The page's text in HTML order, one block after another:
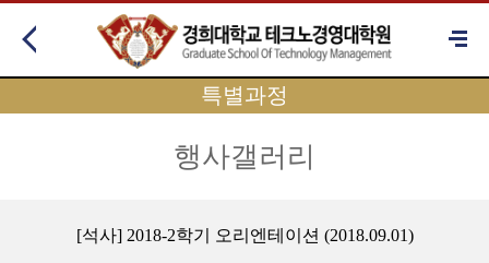
특별과정
행사갤러리
[석사] 2018-2학기 오리엔테이션 (2018.09.01)